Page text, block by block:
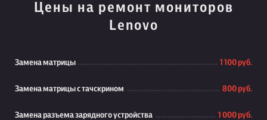
Цены на ремонт мониторов
Lenovo
Замена матрицы 1 100 руб.
Замена матрицы с тачскрином 800 руб.
Замена разъема зарядного устройства 1 000 руб.